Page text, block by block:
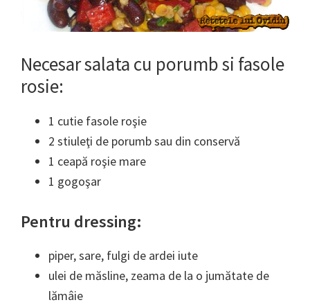
Necesar salata cu porumb si fasole
rosie:
1 cutie fasole roşie
2 stiuleţi de porumb sau din conservă
1 ceapă roşie mare
1 gogoşar
Pentru dressing:
piper, sare, fulgi de ardei iute
ulei de măsline, zeama de la o jumătate de
lămâie